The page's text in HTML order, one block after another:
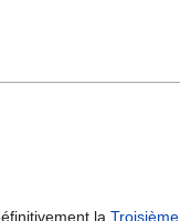
la